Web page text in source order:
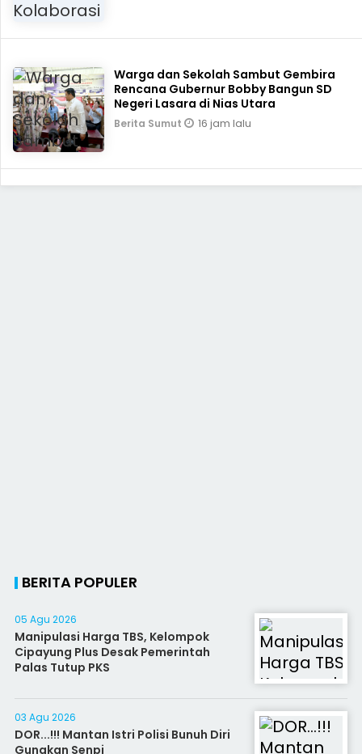
Warga dan Sekolah Sambut Gembira
Rencana Gubernur Bobby Bangun SD
Negeri Lasara di Nias Utara
Berita Sumut 16 jam lalu
BERITA POPULER
05 Agu 2026
Manipulasi Harga TBS, Kelompok
Cipayung Plus Desak Pemerintah
Palas Tutup PKS
03 Agu 2026
DOR...!!! Mantan Istri Polisi Bunuh Diri
Gunakan Senpi